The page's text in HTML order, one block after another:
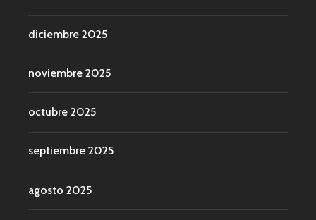
diciembre 2025
noviembre 2025
octubre 2025
septiembre 2025
agosto 2025